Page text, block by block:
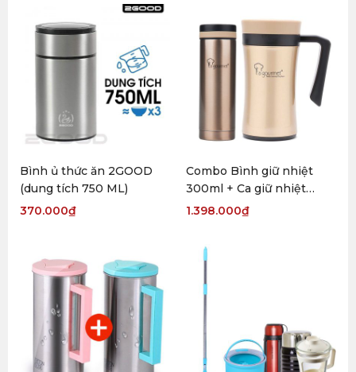
Bình ủ thức ăn 2GOOD
(dung tích 750 ML)
370.000₫
Combo Bình giữ nhiệt
300ml + Ca giữ nhiệt
450ml
1.398.000₫